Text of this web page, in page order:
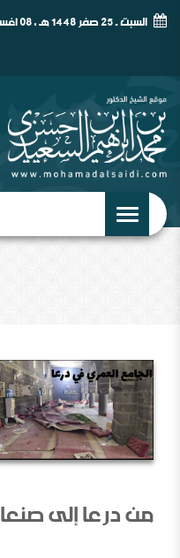
السبت - 25 صفر 1448 هـ , 08 أغسطس 2026 م
من درعا إلى صنعا